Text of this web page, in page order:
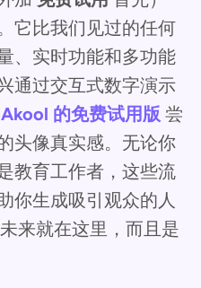
它比我们见过的任何
、实时功能和多功能
通过交互式数字演示
Akool 的免费试用版 尝
头像真实感。无论你
教育工作者，这些流
你生成吸引观众的人
来就在这里，而且是